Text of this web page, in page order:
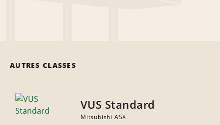
AUTRES CLASSES
VUS Standard
Mitsubishi ASX